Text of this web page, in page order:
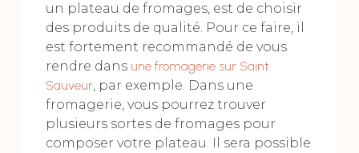
un plateau de fromages, est de choisir
des produits de qualité. Pour ce faire, il
est fortement recommandé de vous
rendre dans une fromagerie sur Saint
Sauveur, par exemple. Dans une
fromagerie, vous pourrez trouver
plusieurs sortes de fromages pour
composer votre plateau. Il sera possible